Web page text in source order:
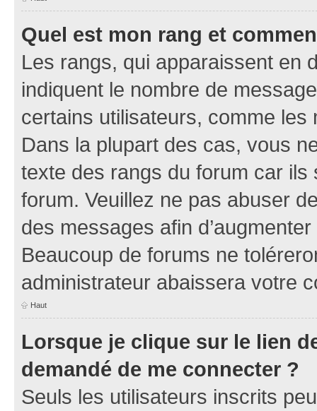
Quel est mon rang et
Les rangs, qui apparaissent en
indiquent le nombre de
certains utilisateurs, comme
Dans la plupart des cas, vous
texte des rangs du forum car ils
forum. Veuillez ne pas abuser
des messages afin
Beaucoup de forums ne
administrateur abaissera votre
Haut
Lorsque je clique sur le lien
demandé de me connecter ?
Seuls les utilisateurs inscrits